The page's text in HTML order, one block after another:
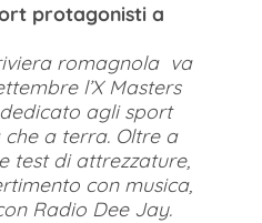
protagonisti a
romagnola va
l’X Masters
agli sport
a terra. Oltre a
test di attrezzature,
con musica,
Radio Dee Jay.